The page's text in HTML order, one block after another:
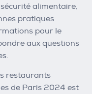
alimentaire,
pratiques
pour le
aux questions
restaurants
de Paris 2024 est